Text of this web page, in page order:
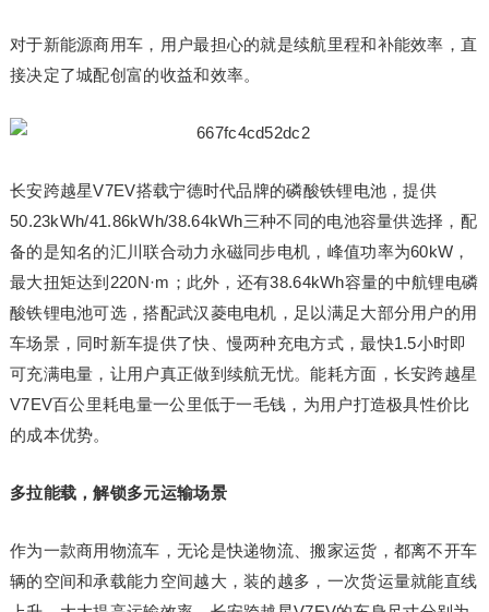
对于新能源商用车，用户最担心的就是续航里程和补能效率，直
接决定了城配创富的收益和效率。
长安跨越星V7EV搭载宁德时代品牌的磷酸铁锂电池，提供
50.23kWh/41.86kWh/38.64kWh三种不同的电池容量供选择，配
备的是知名的汇川联合动力永磁同步电机，峰值功率为60kW，
最大扭矩达到220N·m；此外，还有38.64kWh容量的中航锂电磷
酸铁锂电池可选，搭配武汉菱电电机，足以满足大部分用户的用
车场景，同时新车提供了快、慢两种充电方式，最快1.5小时即
可充满电量，让用户真正做到续航无忧。能耗方面，长安跨越星
V7EV百公里耗电量一公里低于一毛钱，为用户打造极具性价比
的成本优势。
多拉能载，解锁多元运输场景
作为一款商用物流车，无论是快递物流、搬家运货，都离不开车
辆的空间和承载能力空间越大，装的越多，一次货运量就能直线